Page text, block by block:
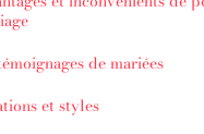
de mariées
et styles